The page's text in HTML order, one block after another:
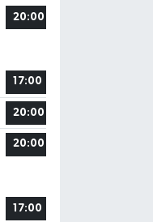
20:00
17:00
20:00
20:00
17:00